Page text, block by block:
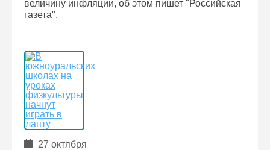
величину инфляции, об этом пишет "Российская
газета".
27 октября